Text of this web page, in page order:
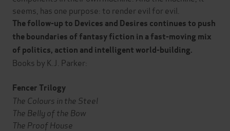
seems, has one purpose: to render evil for evil.
The follow-up to Devices and Desires continues to push
the boundaries of fantasy fiction in a fast-moving mix
of politics, action and intelligent world-building.
Books by K.J. Parker:
Fencer Trilogy
The Colours in the Steel
The Belly of the Bow
The Proof House